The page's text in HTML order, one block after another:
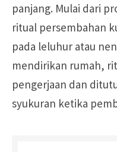
panjang. Mulai dari
ritual persembahan
pada leluhur atau
mendirikan rumah,
pengerjaan dan
syukuran ketika